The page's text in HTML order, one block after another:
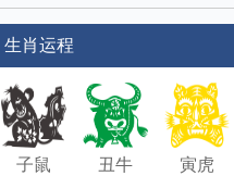
▌生肖运程
子鼠 丑牛 寅虎